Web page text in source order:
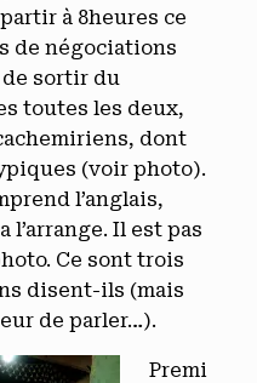
à 8heures ce
de négociations
sortir du
toutes les deux,
dont
(voir photo).
l’anglais,
l’arrange. Il est pas
Ce sont trois
disent-ils (mais
de parler…).
Premi